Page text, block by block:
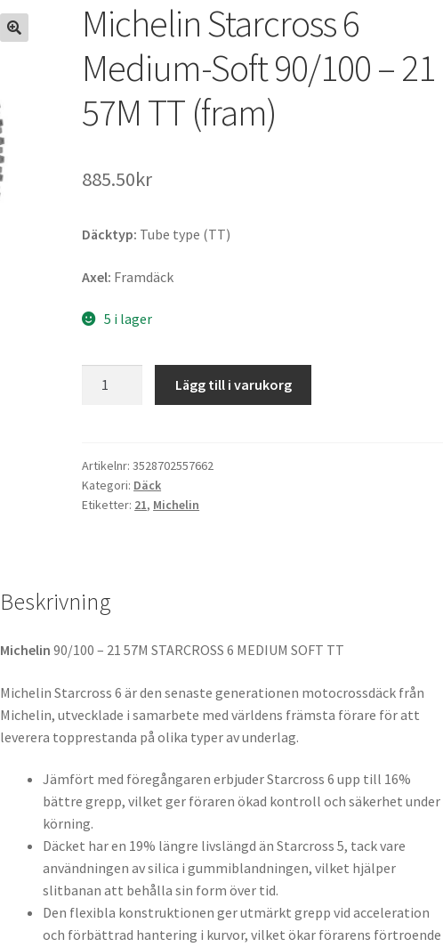
Michelin Starcross 6
Medium-Soft 90/100 – 21
57M TT (fram)
885.50kr
Däcktyp: Tube type (TT)
Axel: Framdäck
5 i lager
Soft
90/100
-
(fram)
mängd
Lägg till i varukorg
Artikelnr:3528702557662
Kategori: Däck
Etiketter: 21, Michelin
Beskrivning
Michelin 90/100 – 21 57M STARCROSS 6 MEDIUM SOFT TT
Michelin Starcross 6 är den senaste generationen motocrossdäck från
Michelin, utvecklade i samarbete med världens främsta förare för att
leverera topprestanda på olika typer av underlag.
Jämfört med föregångaren erbjuder Starcross 6 upp till 16%
bättre grepp, vilket ger föraren ökad kontroll och säkerhet under
körning.
Däcket har en 19% längre livslängd än Starcross 5, tack vare
användningen av silica i gummiblandningen, vilket hjälper
slitbanan att behålla sin form över tid.
Den flexibla konstruktionen ger utmärkt grepp vid acceleration
och förbättrad hantering i kurvor, vilket ökar förarens förtroende